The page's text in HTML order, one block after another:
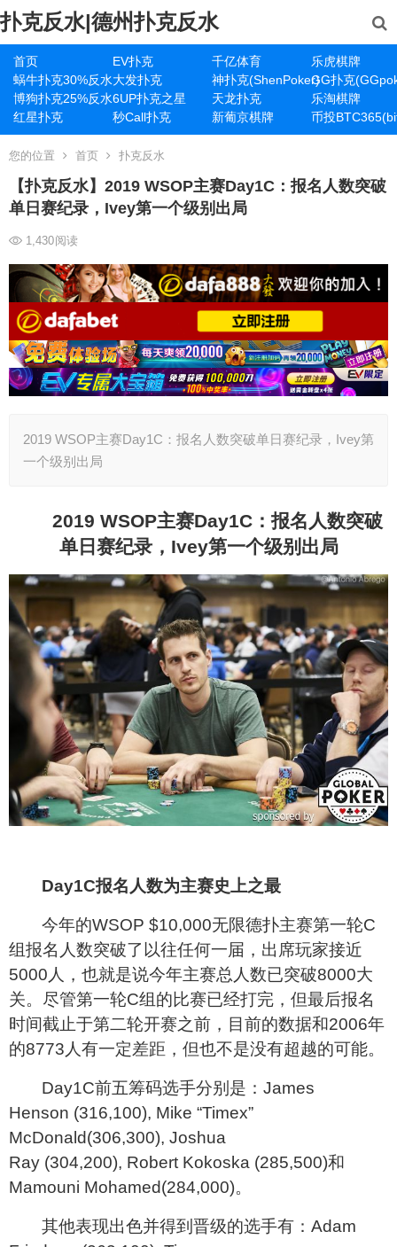
扑克反水|德州扑克反水
首页 EV扑克 千亿体育
乐虎棋牌
蜗牛扑克30%反水大发扑克 神扑克(ShenPoker)GG扑克
博狗扑克25%反水6UP扑克之星 天龙扑克
乐淘棋牌
红星扑克
秒Call扑克 新葡京棋牌 币投
您的位置 首页 扑克反水
【扑克反水】2019 WSOP主赛Day1C：报名人数突破
单日赛纪录，Ivey第一个级别出局
1,430阅读
2019 WSOP主赛Day1C：报名人数突破单日赛纪录，Ivey第
一个级别出局
2019 WSOP主赛Day1C：报名人数突破
单日赛纪录，Ivey第一个级别出局
Day1C报名人数为主赛史上之最
今年的WSOP $10,000无限德扑主赛第一轮C
组报名人数突破了以往任何一届，出席玩家接近
5000人，也就是说今年主赛总人数已突破8000大
关。尽管第一轮C组的比赛已经打完，但最后报名
时间截止于第二轮开赛之前，目前的数据和2006年
的8773人有一定差距，但也不是没有超越的可能。
Day1C前五筹码选手分别是：James
Henson (316,100), Mike “Timex”
McDonald(306,300), Joshua
Ray (304,200), Robert Kokoska (285,500)和
Mamouni Mohamed(284,000)。
其他表现出色并得到晋级的选手有：Adam